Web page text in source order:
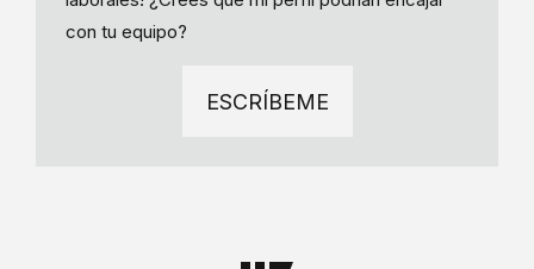
con tu equipo?
ESCRÍBEME